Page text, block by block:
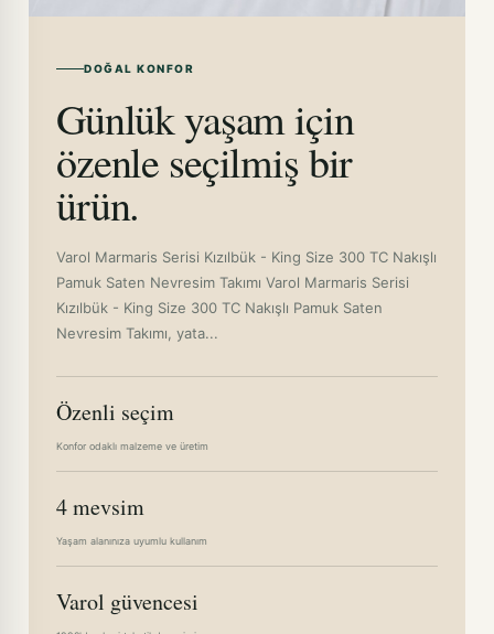
DOĞAL KONFOR
Günlük yaşam için
özenle seçilmiş bir
ürün.
Varol Marmaris Serisi Kızılbük - King Size 300 TC Nakışlı
Pamuk Saten Nevresim Takımı Varol Marmaris Serisi
Kızılbük - King Size 300 TC Nakışlı Pamuk Saten
Nevresim Takımı, yata...
Özenli seçim
Konfor odaklı malzeme ve üretim
4 mevsim
Yaşam alanınıza uyumlu kullanım
Varol güvencesi